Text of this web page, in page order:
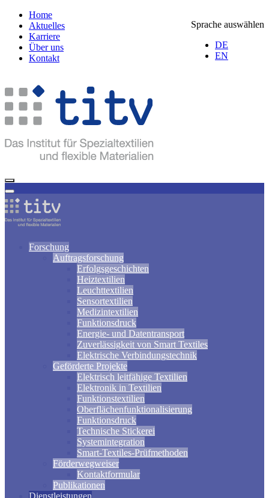
Sprache auswählen
DE
EN
Home
Aktuelles
Karriere
Über uns
Kontakt
Forschung
Auftragsforschung
Erfolgsgeschichten
Heiztextilien
Leuchttextilien
Sensortextilien
Medizintextilien
Funktionsdruck
Energie- und Datentransport
Zuverlässigkeit von Smart Textiles
Elektrische Verbindungstechnik
Geförderte Projekte
Elektrisch leitfähige Textilien
Elektronik in Textilien
Funktionstextilien
Oberflächenfunktionalisierung
Funktionsdruck
Technische Stickerei
Systemintegration
Smart-Textiles-Prüfmethoden
Förderwegweiser
Kontaktformular
Publikationen
Dienstleistungen